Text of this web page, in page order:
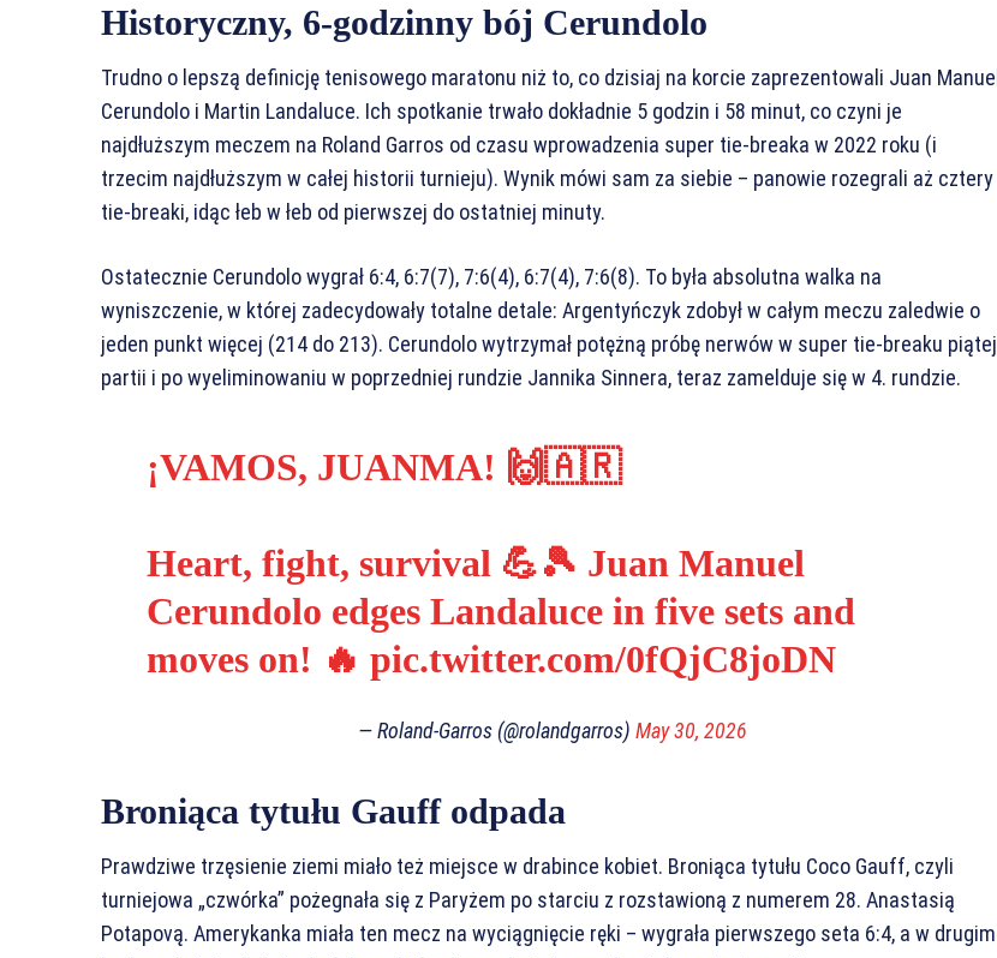
Historyczny, 6-godzinny bój Cerundolo
Trudno o lepszą definicję tenisowego maratonu niż to, co dzisiaj na korcie zaprezentowali Juan Manuel
Cerundolo i Martin Landaluce. Ich spotkanie trwało dokładnie 5 godzin i 58 minut, co czyni je
najdłuższym meczem na Roland Garros od czasu wprowadzenia super tie-breaka w 2022 roku (i
trzecim najdłuższym w całej historii turnieju). Wynik mówi sam za siebie – panowie rozegrali aż cztery
tie-breaki, idąc łeb w łeb od pierwszej do ostatniej minuty.
Ostatecznie Cerundolo wygrał 6:4, 6:7(7), 7:6(4), 6:7(4), 7:6(8). To była absolutna walka na
wyniszczenie, w której zadecydowały totalne detale: Argentyńczyk zdobył w całym meczu zaledwie o
jeden punkt więcej (214 do 213). Cerundolo wytrzymał potężną próbę nerwów w super tie-breaku piątej
partii i po wyeliminowaniu w poprzedniej rundzie Jannika Sinnera, teraz zamelduje się w 4. rundzie.
¡VAMOS, JUANMA! 🙌🇦🇷
Heart, fight, survival 💪🎾 Juan Manuel
Cerundolo edges Landaluce in five sets and
moves on! 🔥 pic.twitter.com/0fQjC8joDN
— Roland-Garros (@rolandgarros)May 30, 2026
Broniąca tytułu Gauff odpada
Prawdziwe trzęsienie ziemi miało też miejsce w drabince kobiet. Broniąca tytułu Coco Gauff, czyli
turniejowa „czwórka” pożegnała się z Paryżem po starciu z rozstawioną z numerem 28. Anastasią
Potapovą. Amerykanka miała ten mecz na wyciągnięcie ręki – wygrała pierwszego seta 6:4, a w drugim